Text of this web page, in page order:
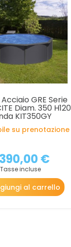
GRE Serie
Diam. 350 H120
KIT350GY
su prenotazione
€
Tasse incluse
al carrello